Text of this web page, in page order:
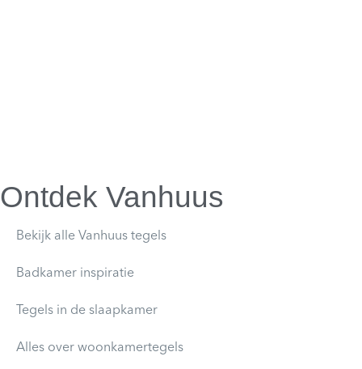
Ontdek Vanhuus
Bekijk alle Vanhuus tegels
Badkamer inspiratie
Tegels in de slaapkamer
Alles over woonkamertegels